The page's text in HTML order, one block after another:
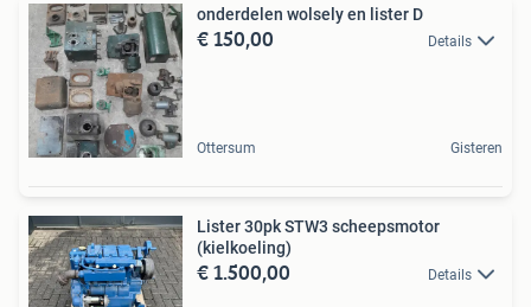
onderdelen wolsely en lister D
€ 150,00 Details
Ottersum Gisteren
Lister 30pk STW3 scheepsmotor
(kielkoeling)
€ 1.500,00 Details